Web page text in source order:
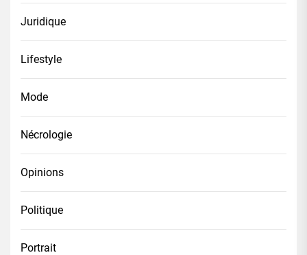
Juridique
Lifestyle
Mode
Nécrologie
Opinions
Politique
Portrait